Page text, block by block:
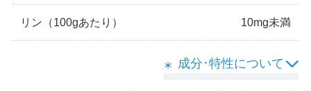
リン （100gあたり） 10mg未満
成分･特性について